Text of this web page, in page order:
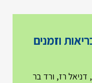
וזמנים
דניאל רז, ורד בר